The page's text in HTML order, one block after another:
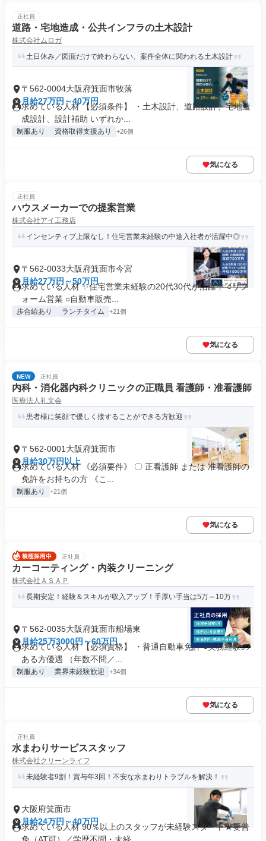
正社員
道路・宅地造成・公共インフラの土木設計
株式会社ムロガ
土日休み／図面だけで終わらない、案件全体に関われる土木設計
〒562-0004大阪府箕面市牧落
月給27万円～40万円
求めている人材 【必須条件】 ・土木設計、道路設計、宅地造
成設計、設計補助 いずれか...
制服あり 資格取得支援あり +26個
気になる
正社員
ハウスメーカーでの提案営業
株式会社アイ工務店
インセンティブ上限なし！住宅営業未経験の中途入社者が活躍中◎
〒562-0033大阪府箕面市今宮
月給27万円～50万円
求めている人材 ✨住宅営業未経験の20代30代が活躍中 ○リフ
ォーム営業 ○自動車販売...
歩合給あり ランチタイム +21個
気になる
NEW 正社員
内科・消化器内科クリニックの正職員 看護師・准看護師
医療法人礼文会
患者様に笑顔で優しく接することができる方歓迎
〒562-0001大阪府箕面市
月給30万円以上
求めている人材 《必須要件》 〇 正看護師 または 准看護師の
免許をお持ちの方 《こ...
制服あり +21個
気になる
正社員
カーコーティング・内装クリーニング
株式会社ＡＳＡＰ
長期安定！経験＆スキルが収入アップ！手厚い手当は5万～10万
〒562-0035大阪府箕面市船場東
月給25万3000円～60万円
求めている人材 【必須資格】 ・普通自動車免許 ●実務経験の
ある方優遇 （年数不問／...
制服あり 業界未経験歓迎 +34個
気になる
正社員
水まわりサービススタッフ
株式会社クリーンライフ
未経験者9割！賞与年3回！不安な水まわりトラブルを解決！
大阪府箕面市
月給24万円～40万円
求めている人材 90％以上のスタッフが未経験スタート★要普